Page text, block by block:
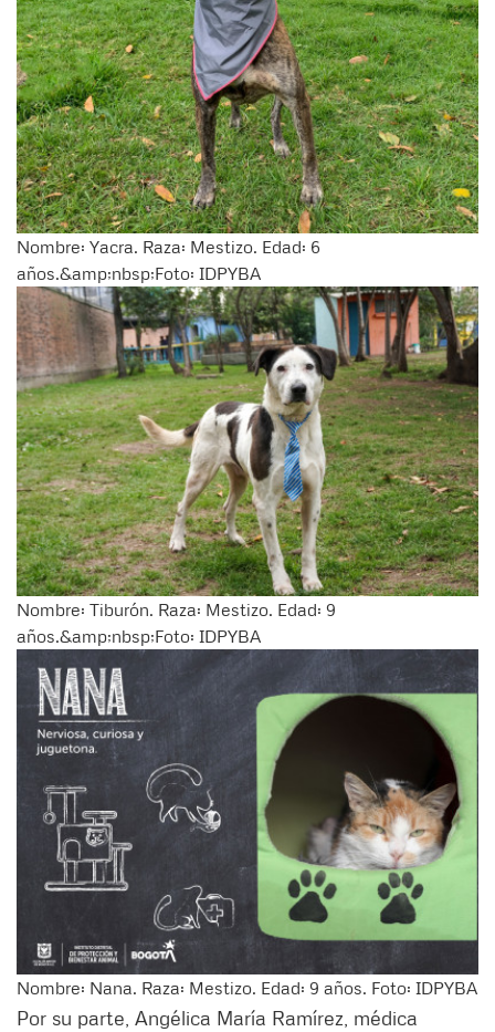
Nombre: Yacra. Raza: Mestizo. Edad: 6
años.&amp;nbsp;Foto: IDPYBA
Nombre: Tiburón. Raza: Mestizo. Edad: 9
años.&amp;nbsp;Foto: IDPYBA
Nombre: Nana. Raza: Mestizo. Edad: 9 años. Foto: IDPYBA
Por su parte, Angélica María Ramírez, médica